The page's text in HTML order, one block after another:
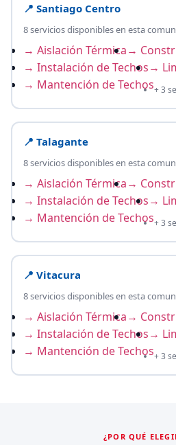
📍 Santiago Centro
8 servicios disponibles en esta
→ Aislación Térmica→
→ Instalación de Techos→
→ Mantención de Techos+ 3
📍 Talagante
8 servicios disponibles en esta
→ Aislación Térmica→
→ Instalación de Techos→
→ Mantención de Techos+ 3
📍 Vitacura
8 servicios disponibles en esta
→ Aislación Térmica→
→ Instalación de Techos→
→ Mantención de Techos+ 3
¿POR QUÉ